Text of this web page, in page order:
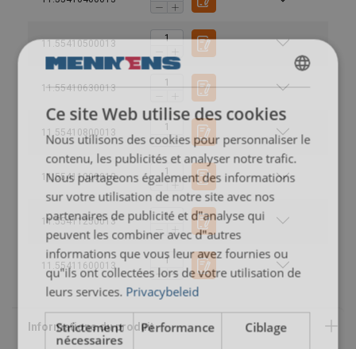
11.55410500013
11.55410630013
11.55410800013
11.55411000013
11.55411250013
11.55411600013
Coefficient de sécurité:
ENGLISH TRANSLATION
FRENCH
Ce site Web utilise des cookies
Nous utilisons des cookies pour personnaliser le
contenu, les publicités et analyser notre trafic.
Nous partageons également des informations
sur votre utilisation de notre site avec nos
partenaires de publicité et d"analyse qui
peuvent les combiner avec d"autres
informations que vous leur avez fournies ou
qu"ils ont collectées lors de votre utilisation de
leurs services. Privacybeleid
Strictement
nécessaires
Performance Ciblage